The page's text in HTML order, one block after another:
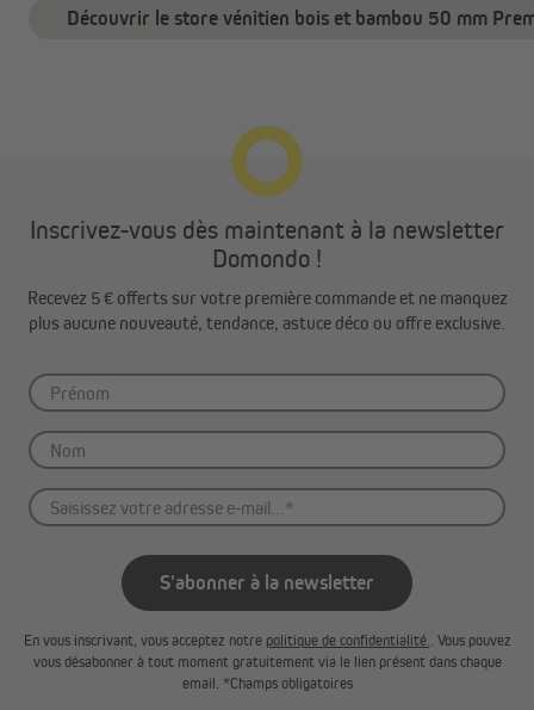
Découvrir le store vénitien bois et bambou 50 mm
Inscrivez-vous dès maintenant à la newsletter
Domondo !
Recevez 5 € offerts sur votre première commande et ne manquez
plus aucune nouveauté, tendance, astuce déco ou offre exclusive.
S'abonner à la newsletter
En vous inscrivant, vous acceptez notre politique de confidentialité.. Vous pouvez
vous désabonner à tout moment gratuitement via le lien présent dans chaque
email. *Champs obligatoires